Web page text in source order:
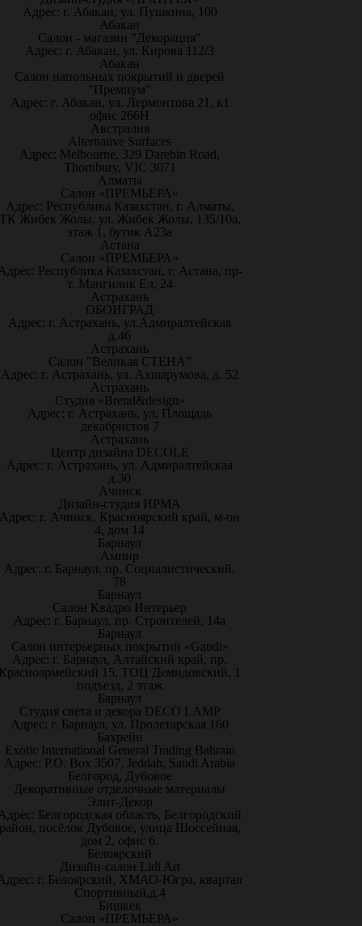
Адрес: г. Абакан, ул. Пушкина, 100
Абакан
Салон - магазин "Декорация"
Адрес: г. Абакан, ул. Кирова 112/3
Абакан
Салон напольных покрытий и дверей
"Премиум"
Адрес: г. Абакан, ул. Лермонтова 21, к1
офис 266Н
Австралия
Alternative Surfaces
Адрес: Melbourne, 329 Darebin Road,
Thornbury, VIC 3071
Алматы
Салон «ПРЕМЬЕРА»
Адрес: Республика Казахстан, г. Алматы,
Жибек Жолы, ул. Жибек Жолы, 135/10а,
этаж 1, бутик А23а
Астана
Салон «ПРЕМЬЕРА»
Республика Казахстан, г. Астана, пр-
т. Мангилик Ел, 24
Астрахань
ОБОИГРАД
Адрес: г. Астрахань, ул.Адмиралтейская
д.46
Астрахань
Салон "Великая СТЕНА"
Адрес: г. Астрахань, ул. Ахшарумова, д. 52
Астрахань
Студия «Brend&design»
Адрес: г. Астрахань, ул. Площадь
декабристов 7
Астрахань
Центр дизайна DECOLE
Адрес: г. Астрахань, ул. Адмиралтейская
д.30
Ачинск
Дизайн-студия ИРМА
Адрес: г. Ачинск, Красноярский край, м-он
4, дом 14
Барнаул
Ампир
Адрес: г. Барнаул, пр. Социалистический,
78
Барнаул
Салон Квадро Интерьер
Адрес: г. Барнаул, пр. Строителей, 14а
Барнаул
Салон интерьерных покрытий «Gaudi»
Адрес: г. Барнаул, Алтайский край, пр.
15, ТОЦ Демидовский, 1
подъезд, 2 этаж
Барнаул
Студия света и декора DECO LAMP
Адрес: г. Барнаул, ул. Пролетарская 160
Бахрейн
Exotic International General Trading Bahrain
Адрес: P.O. Box 3507, Jeddah, Saudi Arabia
Белгород, Дубовое
Декоративные отделочные материалы
Элит-Декор
Белгородская область, Белгородский
посёлок Дубовое, улица Шоссейная,
дом 2, офис 6.
Белоярский
Дизайн-салон Lidi Art
г. Белоярский, ХМАО-Югра, квартал
Спортивный,д.4
Бишкек
Салон «ПРЕМЬЕРА»